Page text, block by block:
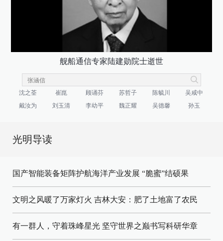
舰船通信专家陆建勋院士逝世
沈之荃 崔崑 顾诵芬 苏哲子 陈毓川
吴咸中
戴汝为
刘玉清 李幼平 魏正耀 吴德馨 孙玉
光明导读
国产智能装备矩阵护航海洋产业发展 “脆蜜”结硕果
文明之风暖了万家灯火 吉林大安：肥了土地富了农民
有一群人，守着珠峰星光 坚守世界之巅书写科研华章